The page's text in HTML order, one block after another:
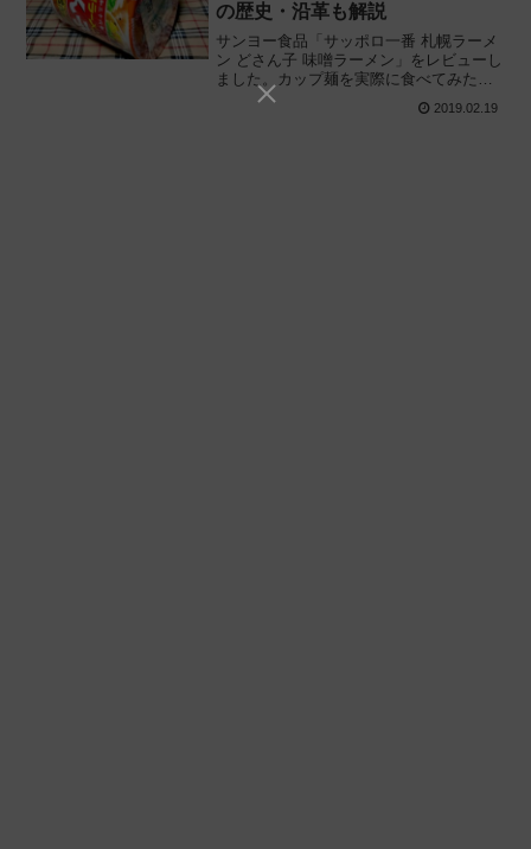
の歴史・沿革も解説
サンヨー食品「サッポロ一番 札幌ラーメ
ン どさん子 味噌ラーメン」をレビューし
ました。カップ麺を実際に食べてみた感
想に基づいて評価し、どさん子の歴史や
沿革、さらに一風堂、どさん娘、どさん
2019.02.19